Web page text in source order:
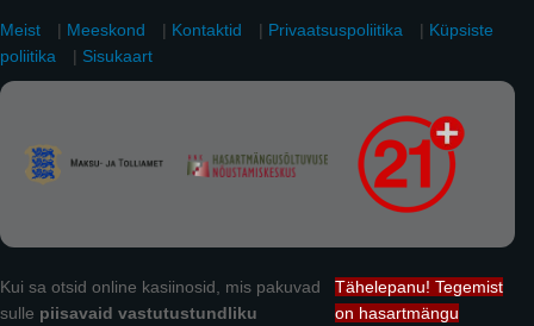
Meist | Meeskond | Kontaktid | Privaatsuspoliitika | Küpsiste
poliitika
| Sisukaart
Kui sa otsid online kasiinosid, mis pakuvad
sulle piisavaid vastutustundliku
Tähelepanu! Tegemist
on hasartmängu